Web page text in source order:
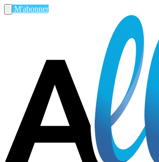
M'abonner